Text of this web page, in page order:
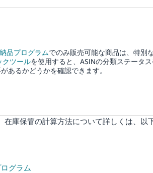
品プログラムでのみ販売可能な商品は、特別
クツールを使用すると、ASINの分類ステータ
あるかどうかを確認できます。
在庫保管の計算方法について詳しくは、以
グラム